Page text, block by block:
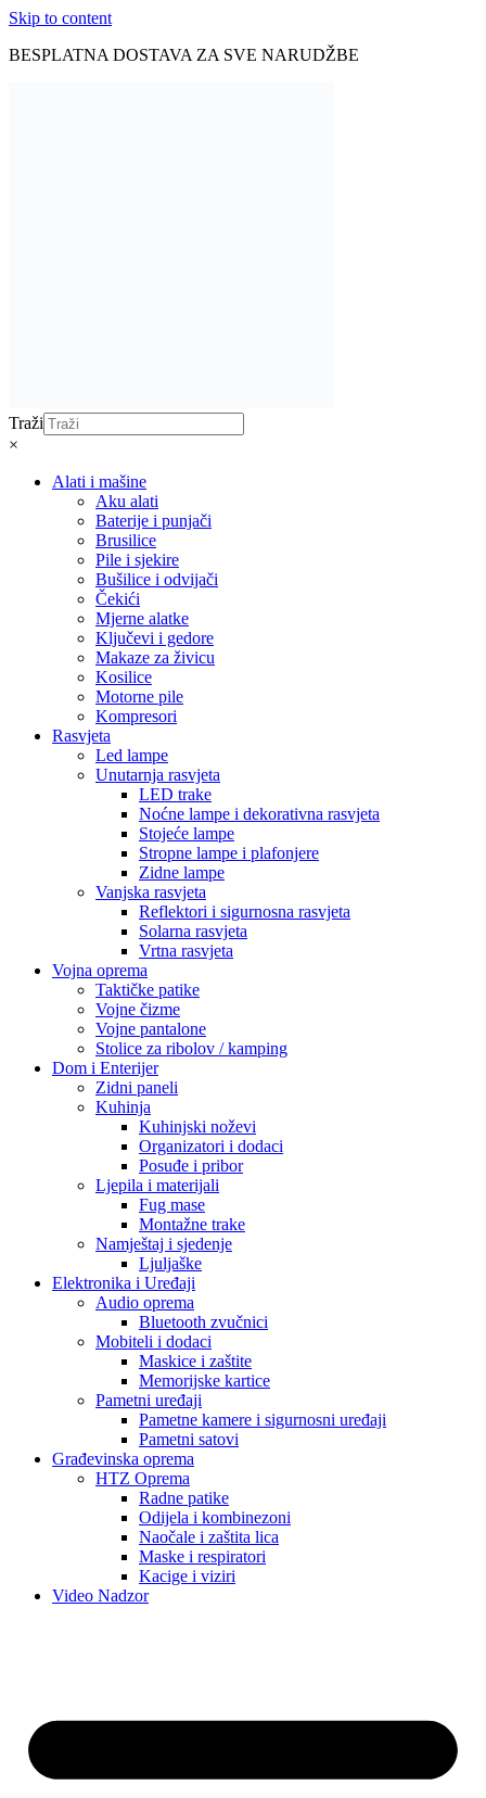
Skip to content
BESPLATNA DOSTAVA ZA SVE NARUDŽBE
Traži
×
Alati i mašine
Aku alati
Baterije i punjači
Brusilice
Pile i sjekire
Bušilice i odvijači
Čekići
Mjerne alatke
Ključevi i gedore
Makaze za živicu
Kosilice
Motorne pile
Kompresori
Rasvjeta
Led lampe
Unutarnja rasvjeta
LED trake
Noćne lampe i dekorativna rasvjeta
Stojeće lampe
Stropne lampe i plafonjere
Zidne lampe
Vanjska rasvjeta
Reflektori i sigurnosna rasvjeta
Solarna rasvjeta
Vrtna rasvjeta
Vojna oprema
Taktičke patike
Vojne čizme
Vojne pantalone
Stolice za ribolov / kamping
Dom i Enterijer
Zidni paneli
Kuhinja
Kuhinjski noževi
Organizatori i dodaci
Posuđe i pribor
Ljepila i materijali
Fug mase
Montažne trake
Namještaj i sjedenje
Ljuljaške
Elektronika i Uređaji
Audio oprema
Bluetooth zvučnici
Mobiteli i dodaci
Maskice i zaštite
Memorijske kartice
Pametni uređaji
Pametne kamere i sigurnosni uređaji
Pametni satovi
Građevinska oprema
HTZ Oprema
Radne patike
Odijela i kombinezoni
Naočale i zaštita lica
Maske i respiratori
Kacige i viziri
Video Nadzor